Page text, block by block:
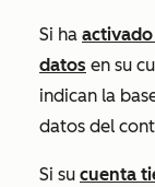
Si ha
datos en su
indican la
datos del
Si su cuenta